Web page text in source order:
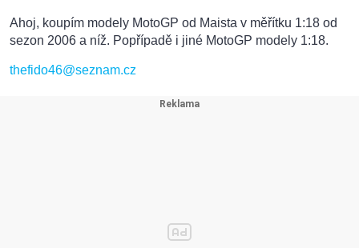
Ahoj, koupím modely MotoGP od Maista v měřítku 1:18 od
sezon 2006 a níž. Popřípadě i jiné MotoGP modely 1:18.
thefido46@seznam.cz